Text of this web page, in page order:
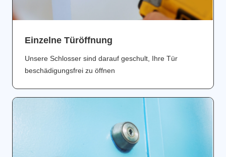
Einzelne Türöffnung
Unsere Schlosser sind darauf geschult, Ihre Tür
beschädigungsfrei zu öffnen